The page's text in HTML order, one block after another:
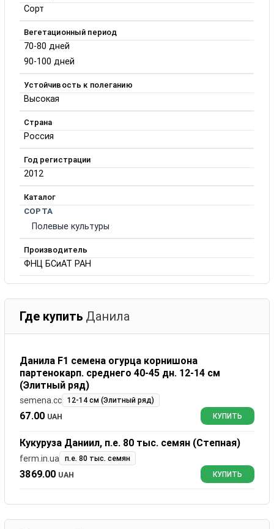
Сорт
Вегетационный период
70-80 дней
90-100 дней
Устойчивость к полеганию
Высокая
Страна
Россия
Год регистрации
2012
Каталог
СОРТА
Полевые культуры
Производитель
ФНЦ БСиАТ РАН
Где купить Данила
Данила F1 семена огурца корнишона
партенокарп. среднего 40-45 дн. 12-14 см
(Элитный ряд)
semena.cc 12-14 см (Элитный ряд)
67.00 UAH КУПИТЬ
Кукуруза Даниил, п.е. 80 тыс. семян (Степная)
ferm.in.ua п.е. 80 тыс. семян
3869.00 UAH КУПИТЬ